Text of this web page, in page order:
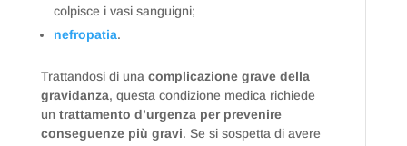
colpisce i vasi sanguigni;
nefropatia.
Trattandosi di una complicazione grave della
gravidanza, questa condizione medica richiede
un trattamento d’urgenza per prevenire
conseguenze più gravi. Se si sospetta di avere